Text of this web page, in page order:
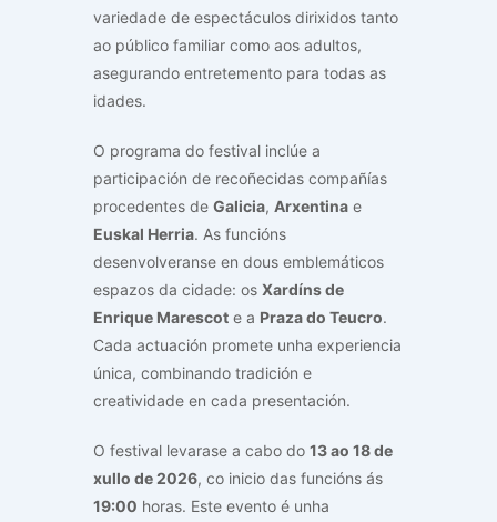
variedade de espectáculos dirixidos tanto
ao público familiar como aos adultos,
asegurando entretemento para todas as
idades.
O programa do festival inclúe a
participación de recoñecidas compañías
procedentes de Galicia, Arxentina e
Euskal Herria. As funcións
desenvolveranse en dous emblemáticos
espazos da cidade: os Xardíns de
Enrique Marescot e a Praza do Teucro.
Cada actuación promete unha experiencia
única, combinando tradición e
creatividade en cada presentación.
O festival levarase a cabo do 13 ao 18 de
xullo de 2026, co inicio das funcións ás
19:00 horas. Este evento é unha